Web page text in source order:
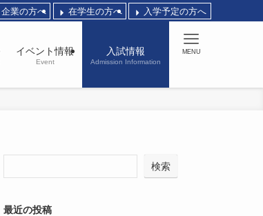
企業の方へ 在学生の方へ 入学予定の方へ
イベント情報
Event
入試情報
Admission Information
MENU
検索
最近の投稿